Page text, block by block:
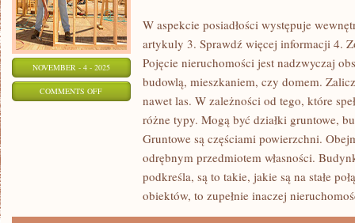
NOVEMBER - 4 - 2025
COMMENTS OFFON
W aspekcie posiadłości występuje
artykuly 3. Sprawdź więcej informacji 4.
Pojęcie nieruchomości jest nadzwyczaj
budowlą, mieszkaniem, czy domem.
nawet las. W zależności od tego, które
różne typy. Mogą być działki gruntowe,
Gruntowe są częściami powierzchni.
odrębnym przedmiotem własności.
podkreśla, są to takie, jakie są na stałe
obiektów, to zupełnie inaczej